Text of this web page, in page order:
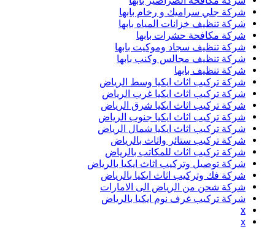
شركة جلي سراميك و رخام بابها
شركة تنظيف خزانات المياه بابها
شركة مكافحة حشرات بابها
شركة تنظيف سجاد وموكيت بابها
شركة تنظيف مجالس وكنب بابها
شركة تنظيف بابها
شركة تركيب اثاث ايكيا وسط الرياض
شركة تركيب اثاث ايكيا غرب الرياض
شركة تركيب اثاث ايكيا شرق الرياض
شركة تركيب اثاث ايكيا جنوب الرياض
شركة تركيب اثاث ايكيا شمال الرياض
شركة تركيب ستائر واثاث بالرياض
شركة تركيب اثاث للمكاتب بالرياض
شركة توصيل وتركيب اثاث ايكيا بالرياض
شركة فك وتركيب اثاث ايكيا بالرياض
شركة شحن من الرياض الى الامارات
شركة تركيب غرف نوم ايكيا بالرياض
x
x